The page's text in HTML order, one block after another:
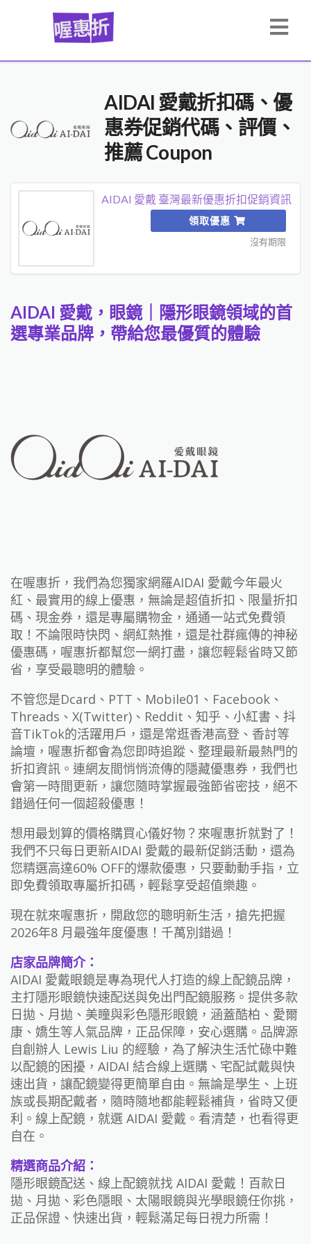
AIDAI 愛戴折扣碼、優
惠券促銷代碼、評價、
推薦 Coupon
AIDAI 愛戴 臺灣最新優惠折扣促銷資訊
領取優惠
沒有期限
AIDAI 愛戴，眼鏡｜隱形眼鏡領域的首
選專業品牌，帶給您最優質的體驗
在喔惠折，我們為您獨家網羅AIDAI 愛戴今年最火
紅、最實用的線上優惠，無論是超值折扣、限量折扣
碼、現金券，還是專屬購物金，通通一站式免費領
取！不論限時快閃、網紅熱推，還是社群瘋傳的神秘
優惠碼，喔惠折都幫您一網打盡，讓您輕鬆省時又節
省，享受最聰明的體驗。
不管您是Dcard、PTT、Mobile01、Facebook、
Threads、X(Twitter)、Reddit、知乎、小紅書、抖
音TikTok的活躍用戶，還是常逛香港高登、香討等
論壇，喔惠折都會為您即時追蹤、整理最新最熱門的
折扣資訊。連網友間悄悄流傳的隱藏優惠券，我們也
會第一時間更新，讓您隨時掌握最強節省密技，絕不
錯過任何一個超殺優惠！
想用最划算的價格購買心儀好物？來喔惠折就對了！
我們不只每日更新AIDAI 愛戴的最新促銷活動，還為
您精選高達60% OFF的爆款優惠，只要動動手指，立
即免費領取專屬折扣碼，輕鬆享受超值樂趣。
現在就來喔惠折，開啟您的聰明新生活，搶先把握
2026年8 月最強年度優惠！千萬別錯過！
店家品牌簡介：
AIDAI 愛戴眼鏡是專為現代人打造的線上配鏡品牌，
主打隱形眼鏡快速配送與免出門配鏡服務。提供多款
日拋、月拋、美瞳與彩色隱形眼鏡，涵蓋酷柏、愛爾
康、嬌生等人氣品牌，正品保障，安心選購。品牌源
自創辦人 Lewis Liu 的經驗，為了解決生活忙碌中難
以配鏡的困擾，AIDAI 結合線上選購、宅配試戴與快
速出貨，讓配鏡變得更簡單自由。無論是學生、上班
族或長期配戴者，隨時隨地都能輕鬆補貨，省時又便
利。線上配鏡，就選 AIDAI 愛戴。看清楚，也看得更
自在。
精選商品介紹：
隱形眼鏡配送、線上配鏡就找 AIDAI 愛戴！百款日
拋、月拋、彩色隱眼、太陽眼鏡與光學眼鏡任你挑，
正品保證、快速出貨，輕鬆滿足每日視力所需！